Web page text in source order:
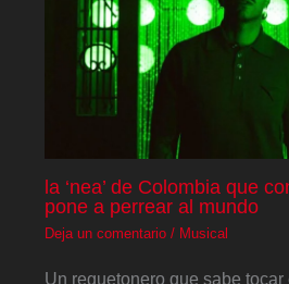
la ‘nea’ de Colombia que
pone a perrear al mundo
Deja un comentario / Musical
Un reguetonero que sabe